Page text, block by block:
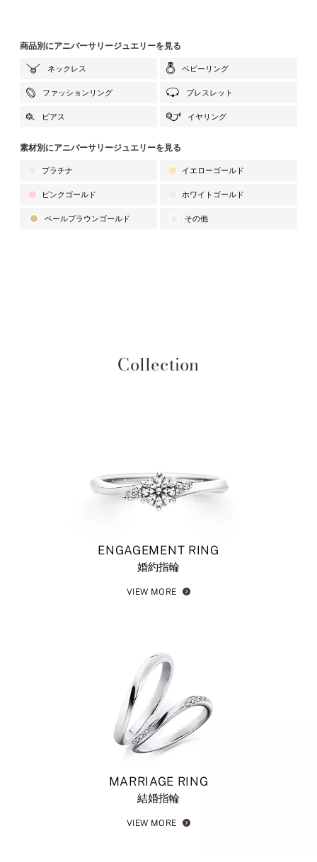
商品別にアニバーサリージュエリーを見る
ネックレス ベビーリング
ファッションリング ブレスレット
ピアス イヤリング
素材別にアニバーサリージュエリーを見る
プラチナ イエローゴールド
ピンクゴールド ホワイトゴールド
ペールブラウンゴールド その他
Collection
ENGAGEMENT RING
婚約指輪
VIEW MORE
MARRIAGE RING
結婚指輪
VIEW MORE